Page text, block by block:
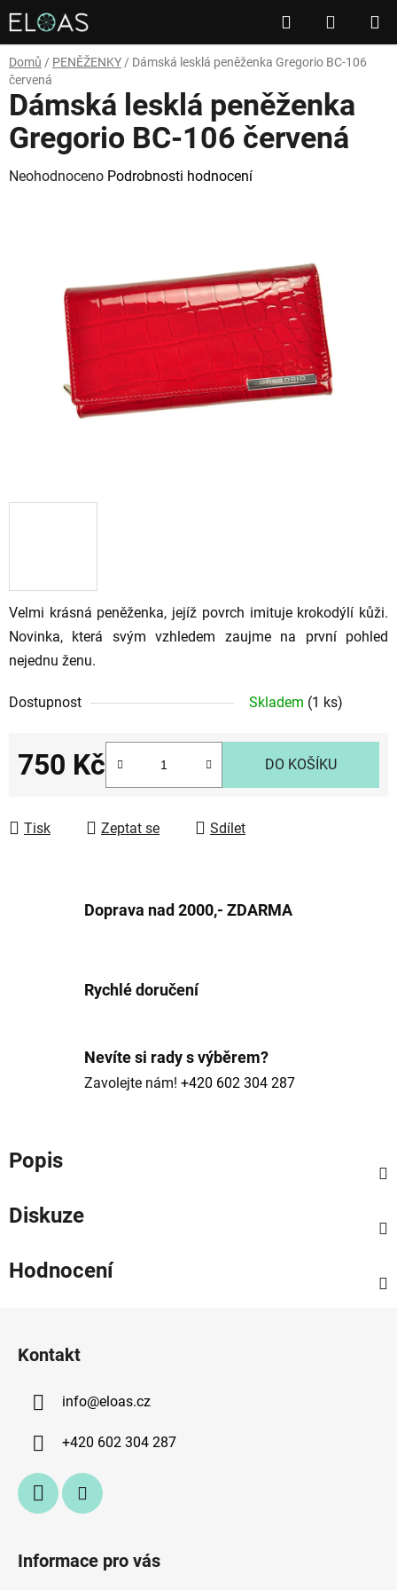
Přejít
na
obsah
Hledat
KOŠÍK
Domů / PENĚŽENKY / Dámská lesklá peněženka Gregorio BC-106
červená
Velmi krásná peněženka, jejíž povrch imituje krokodýlí kůži.
Novinka, která svým vzhledem zaujme na první pohled
nejednu ženu.
Dostupnost Skladem (1 ks)
750 Kč DO KOŠÍKU
Tisk Zeptat se Sdílet
Dámská lesklá peněženka
Gregorio BC-106 červená
Průměrné
hvězdiček.
Neohodnoceno Podrobnosti hodnocení
Doprava nad 2000,- ZDARMA
Rychlé doručení
Nevíte si rady s výběrem?
Zavolejte nám! +420 602 304 287
Popis
Diskuze
Hodnocení
Kontakt
info@eloas.cz
+420 602 304 287
Informace pro vás